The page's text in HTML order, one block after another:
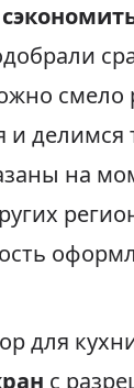
смело
и
на
для
с